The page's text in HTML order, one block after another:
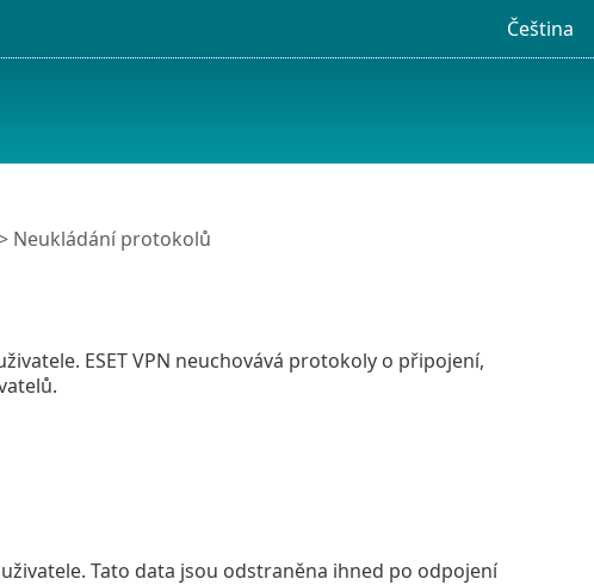
Čeština
Neukládání protokolů
ESET VPN neuchovává protokoly o připojení,
Tato data jsou odstraněna ihned po odpojení